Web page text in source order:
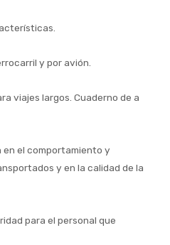
y por avión.
viajes largos. Cuaderno de a
en el comportamiento y
y en la calidad de la
para el personal que